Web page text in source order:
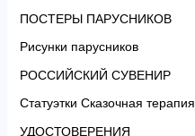
ПОСТЕРЫ ПАРУСНИКОВ
Рисунки парусников
РОССИЙСКИЙ СУВЕНИР
Статуэтки Сказочная терапия
УДОСТОВЕРЕНИЯ